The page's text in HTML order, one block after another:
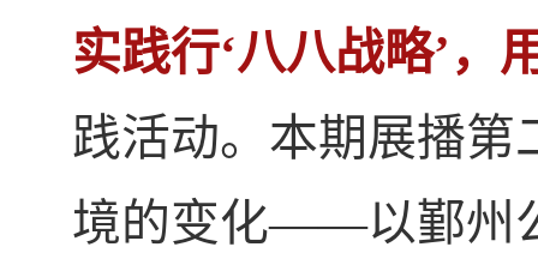
实践行‘八八战略’，
践活动。本期展播第
境的变化——以鄞州